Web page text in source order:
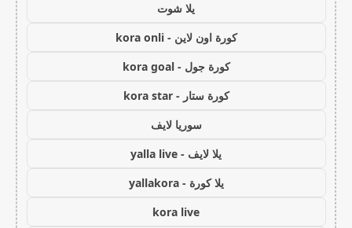
يلا شوت
كورة اون لاين - kora onli
كورة جول - kora goal
كورة ستار - kora star
سوريا لايف
يلا لايف - yalla live
يلا كورة - yallakora
kora live